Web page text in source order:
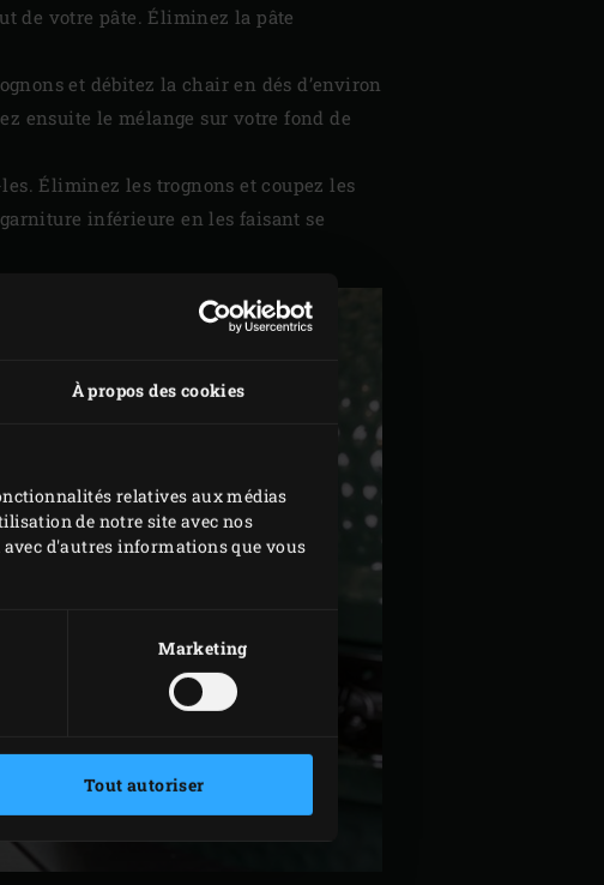
À propos des cookies
relatives aux médias
de notre site avec nos
d'autres informations que vous
Marketing
Tout autoriser
de votre pâte. Éliminez la pâte
et débitez la chair en dés d’environ
ensuite le mélange sur votre fond de
Éliminez les trognons et coupez les
inférieure en les faisant se